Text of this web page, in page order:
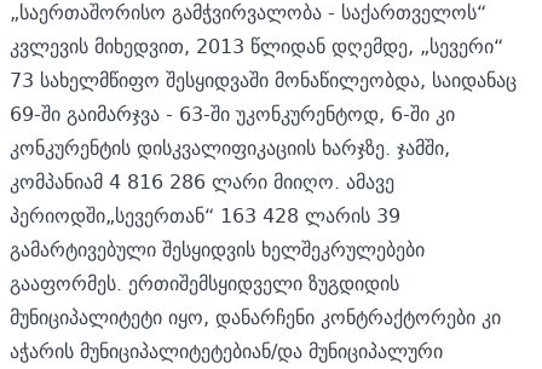
„საერთაშორისო გამჭვირვალობა - საქართველოს“
კვლევის მიხედვით, 2013 წლიდან დღემდე, „სევერი“
73 სახელმწიფო შესყიდვაში მონაწილეობდა, საიდანაც
69-ში გაიმარჯვა - 63-ში უკონკურენტოდ, 6-ში კი
კონკურენტის დისკვალიფიკაციის ხარჯზე. ჯამში,
კომპანიამ 4 816 286 ლარი მიიღო. ამავე
პერიოდში„სევერთან“ 163 428 ლარის 39
გამარტივებული შესყიდვის ხელშეკრულებები
გააფორმეს. ერთიშემსყიდველი ზუგდიდის
მუნიციპალიტეტი იყო, დანარჩენი კონტრაქტორები კი
აჭარის მუნიციპალიტეტებიან/და მუნიციპალური